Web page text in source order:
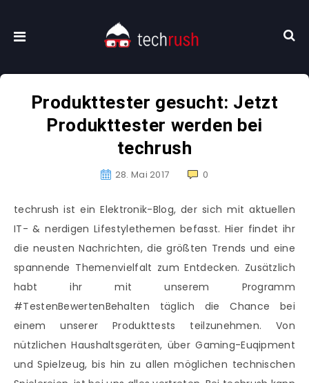
Produkttester gesucht: Jetzt
Produkttester werden bei
techrush
28. Mai 2017 0
techrush ist ein Elektronik-Blog, der sich mit aktuellen
IT- & nerdigen Lifestylethemen befasst. Hier findet ihr
die neusten Nachrichten, die größten Trends und eine
spannende Themenvielfalt zum Entdecken. Zusätzlich
habt ihr mit unserem Programm
#TestenBewertenBehalten täglich die Chance bei
einem unserer Produkttests teilzunehmen. Von
nützlichen Haushaltsgeräten, über Gaming-Euqipment
und Spielzeug, bis hin zu allen möglichen technischen